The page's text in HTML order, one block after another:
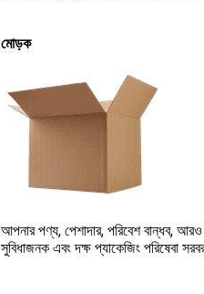
মোড়ক
আপনার পণ্য, পেশাদার, পরিবেশ বান্ধব, আরও
সুবিধাজনক এবং দক্ষ প্যাকেজিং পরিষেবা